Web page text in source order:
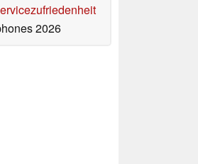
2026